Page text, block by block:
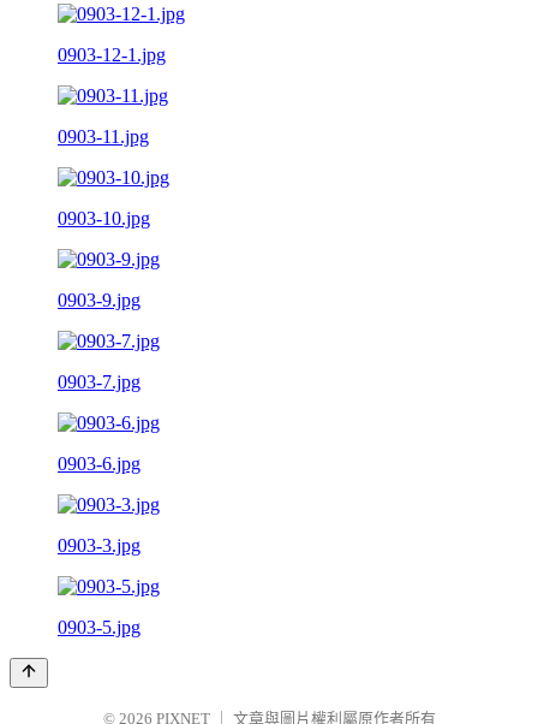
0903-12-1.jpg
0903-11.jpg
0903-10.jpg
0903-9.jpg
0903-7.jpg
0903-6.jpg
0903-3.jpg
0903-5.jpg
© 2026 PIXNET 文章與圖片權利屬原作者所有